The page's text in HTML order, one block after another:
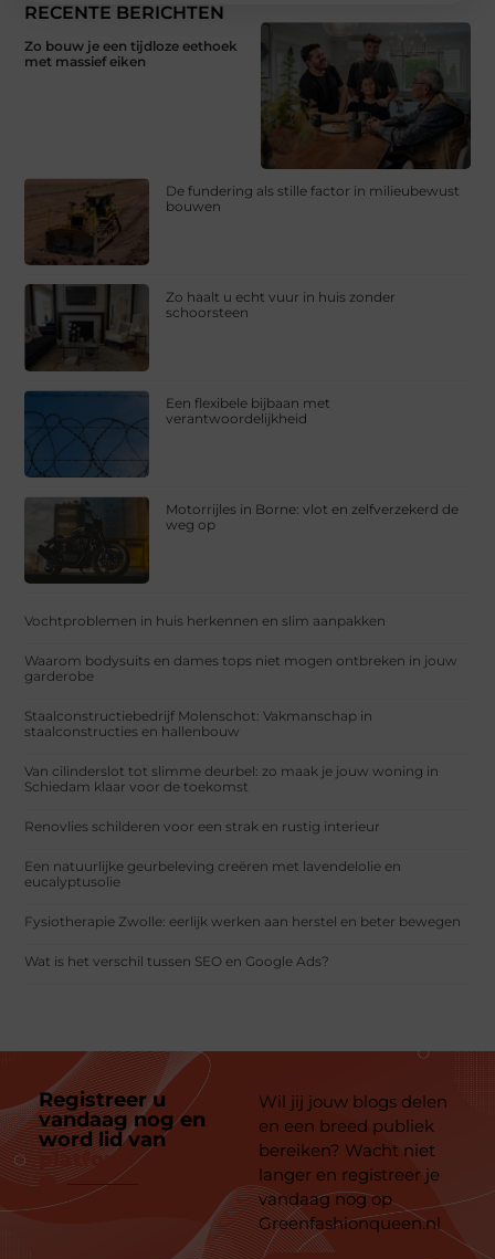
RECENTE BERICHTEN
Zo bouw je een tijdloze eethoek
met massief eiken
De fundering als stille factor in milieubewust
bouwen
Zo haalt u echt vuur in huis zonder
schoorsteen
Een flexibele bijbaan met
verantwoordelijkheid
Motorrijles in Borne: vlot en zelfverzekerd de
weg op
Vochtproblemen in huis herkennen en slim aanpakken
Waarom bodysuits en dames tops niet mogen ontbreken in jouw
garderobe
Staalconstructiebedrijf Molenschot: Vakmanschap in
staalconstructies en hallenbouw
Van cilinderslot tot slimme deurbel: zo maak je jouw woning in
Schiedam klaar voor de toekomst
Renovlies schilderen voor een strak en rustig interieur
Een natuurlijke geurbeleving creëren met lavendelolie en
eucalyptusolie
Fysiotherapie Zwolle: eerlijk werken aan herstel en beter bewegen
Wat is het verschil tussen SEO en Google Ads?
Registreer u
vandaag nog en
word lid van
platform
Wil jij jouw blogs delen
en een breed publiek
bereiken? Wacht niet
langer en registreer je
vandaag nog op
Greenfashionqueen.nl